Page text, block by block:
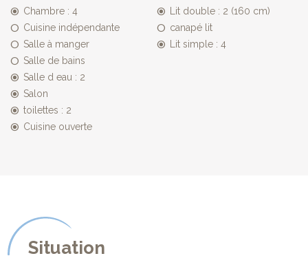
- Une chambre avec deux lits simples, une penderie, une
télévision.
- Une salle d'eau avec douche, une vasque sur meuble, des
toilettes.
Depuis le salon, un escalier dessert le niveau inférieur de plain-
pied sur jardin, qui comprend:
- Une seconde chambre double avec un lit en 160 cm, un
DESCRIPTION EXTERIEURE:
***********************
Chambre : 4
Cuisine indépendante
Salle à manger
Salle de bains
Salle d eau : 2
Salon
toilettes : 2
Cuisine ouverte
Lit double : 2 (160 cm)
canapé lit
Lit simple : 4
Situation